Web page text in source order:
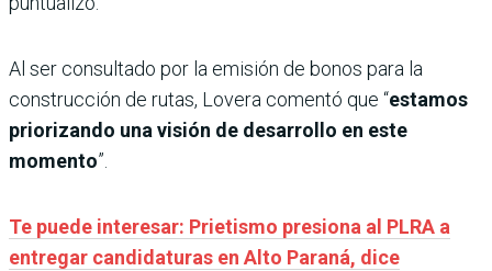
Al ser consultado por la emisión de bonos para la
construcción de rutas, Lovera comentó que “estamos
priorizando una visión de desarrollo en este
momento”.
Te puede interesar: Prietismo presiona al PLRA a
entregar candidaturas en Alto Paraná, dice